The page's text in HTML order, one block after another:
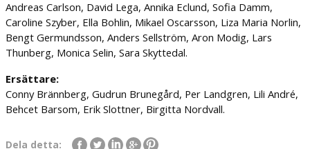
Andreas Carlson, David Lega, Annika Eclund, Sofia Damm,
Caroline Szyber, Ella Bohlin, Mikael Oscarsson, Liza Maria Norlin,
Bengt Germundsson, Anders Sellström, Aron Modig, Lars
Thunberg, Monica Selin, Sara Skyttedal.
Ersättare:
Conny Brännberg, Gudrun Brunegård, Per Landgren, Lili André,
Behcet Barsom, Erik Slottner, Birgitta Nordvall.
Dela detta: